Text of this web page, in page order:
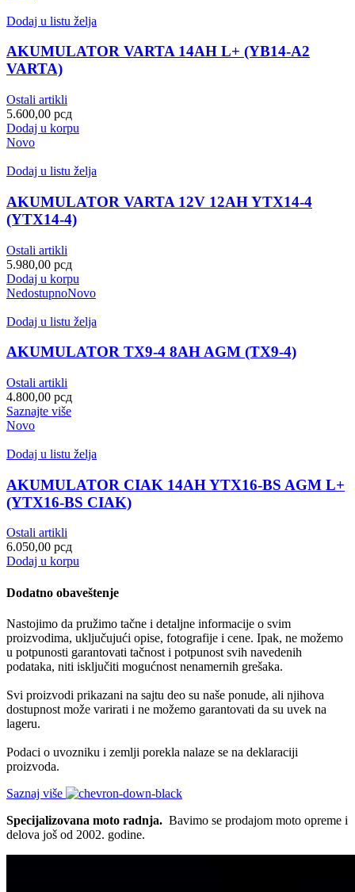
Dodaj u listu želja
AKUMULATOR VARTA 14AH L+ (YB14-A2
VARTA)
Ostali artikli
5.600,00 рсд
Dodaj u korpu
Novo
Dodaj u listu želja
AKUMULATOR VARTA 12V 12AH YTX14-4
(YTX14-4)
Ostali artikli
5.980,00 рсд
Dodaj u korpu
NedostupnoNovo
Dodaj u listu želja
AKUMULATOR TX9-4 8AH AGM (TX9-4)
Ostali artikli
4.800,00 рсд
Saznajte više
Novo
Dodaj u listu želja
AKUMULATOR CIAK 14AH YTX16-BS AGM L+
(YTX16-BS CIAK)
Ostali artikli
6.050,00 рсд
Dodaj u korpu
Dodatno obaveštenje
Nastojimo da pružimo tačne i detaljne informacije o svim
proizvodima, uključujući opise, fotografije i cene. Ipak, ne možemo
u potpunosti garantovati tačnost i potpunost svih navedenih
podataka, niti isključiti mogućnost nenamernih grešaka.
Svi proizvodi prikazani na sajtu deo su naše ponude, ali njihova
dostupnost može varirati i ne možemo garantovati da su uvek na
lageru.
Podaci o uvozniku i zemlji porekla nalaze se na deklaraciji
proizvoda.
Saznaj više
Specijalizovana moto radnja. Bavimo se prodajom moto opreme i
delova još od 2002. godine.